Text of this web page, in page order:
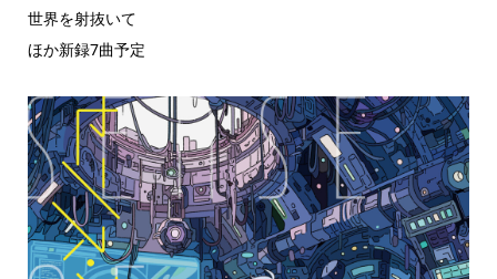
世界を射抜いて
ほか新録7曲予定